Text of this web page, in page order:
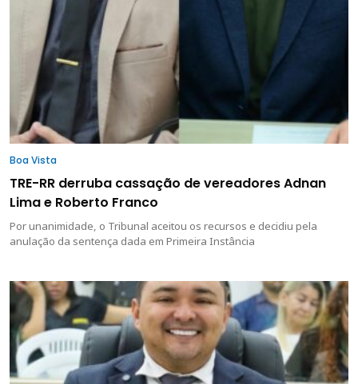
Boa Vista
TRE-RR derruba cassação de vereadores Adnan
Lima e Roberto Franco
Por unanimidade, o Tribunal aceitou os recursos e decidiu pela
anulação da sentença dada em Primeira Instância